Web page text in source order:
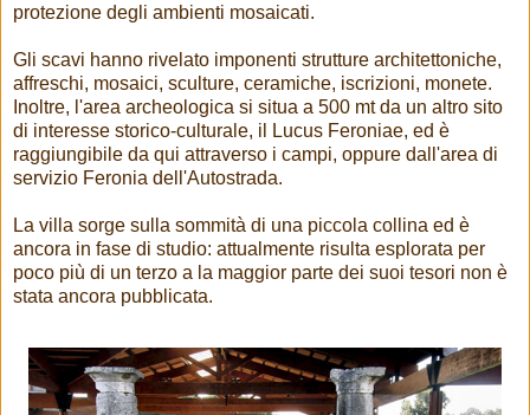
protezione degli ambienti mosaicati.
Gli scavi hanno rivelato imponenti strutture architettoniche,
affreschi, mosaici, sculture, ceramiche, iscrizioni, monete.
Inoltre, l'area archeologica si situa a 500 mt da un altro sito
di interesse storico-culturale, il Lucus Feroniae, ed è
raggiungibile da qui attraverso i campi, oppure dall'area di
servizio Feronia dell'Autostrada.
La villa sorge sulla sommità di una piccola collina ed è
ancora in fase di studio: attualmente risulta esplorata per
poco più di un terzo a la maggior parte dei suoi tesori non è
stata ancora pubblicata.